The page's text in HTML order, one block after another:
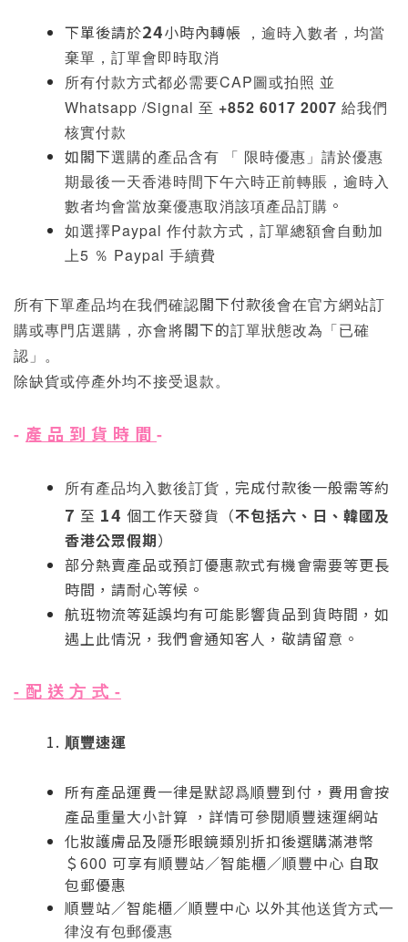
下單後請於24小時內轉帳 ，逾時入數者，均當
棄單 ，訂單會即時取消
所有付款方式都必需要CAP圖或拍照 並
Whatsapp /Signal 至 +852 6017 2007 給我們
核實付款
如閣下選購的產品含有 「 限時優惠」 請於優惠
期最後一天香港時間下午六時正前轉賬，逾時入
數者均會當放棄優惠取消該項產品訂購 。
如選擇Paypal 作付款方式，訂單總額會自動加
上5 ％ Paypal 手續費
所有下單產品均在我們確認閣下付款後會在官方網站訂
購或專門店選購，亦會將閣下的訂單狀態改為 「已確
認」。
除缺貨或停產外均不接受退款。
- 產 品 到 貨 時 間 -
所有產品均入數後訂貨， 完成付款後一般需等約
7 至 14 個工作天發貨 （不包括六、日、 韓國及
香港公眾假期）
部分熱賣產品或預訂優惠款式有機會需要等更長
時間，請耐心等候。
航班物流等延誤均有可能影響貨品到貨時間，如
遇上此情況，我們會通知客人，敬請留意。
- 配 送 方 式 -
順豐速運
所有產品運費一律是默認爲順豐到付，費用會按
產品重量大小計算 ，詳情可參閱順豐速運網站
化妝護膚品及隱形眼鏡類別折扣後選購滿港幣
＄600 可享有順豐站／智能櫃／順豐中心 自取
包郵優惠
順豐站／智能櫃／順豐中心 以外其他送貨方式一
律沒有包郵優惠